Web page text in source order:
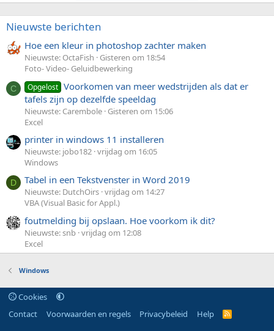
Nieuwste berichten
Hoe een kleur in photoshop zachter maken
Nieuwste: OctaFish
Gisteren om 18:54
Foto- Video- Geluidbewerking
C Opgelost Voorkomen van meer wedstrijden als dat er
tafels zijn op dezelfde speeldag
Nieuwste: Carembole Gisteren om 15:06
Excel
printer in windows 11 installeren
Nieuwste: jobo182 vrijdag om 16:05
Windows
D Tabel in een Tekstvenster in Word 2019
Nieuwste: DutchOirs vrijdag om 14:27
VBA (Visual Basic for Appl.)
foutmelding bij opslaan. Hoe voorkom ik dit?
Nieuwste: snb vrijdag om 12:08
Excel
Windows
Cookies
Contact
Voorwaarden en regels Privacybeleid Help
R
S